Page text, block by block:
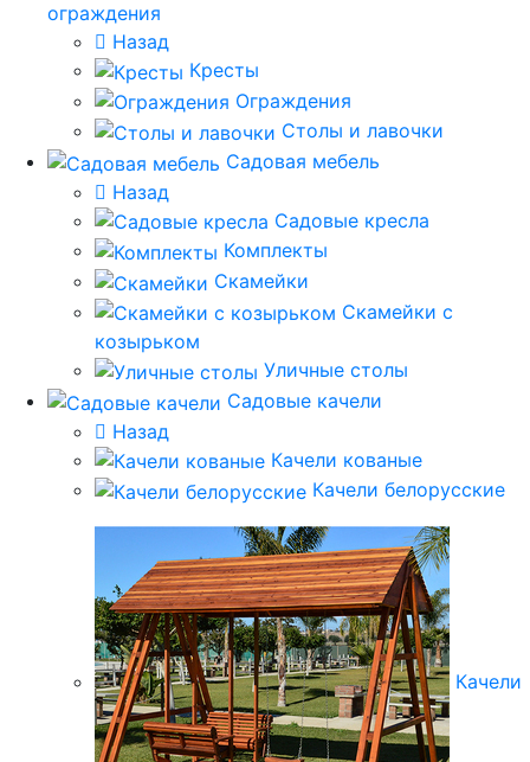
ограждения
Назад
Кресты
Ограждения
Столы и лавочки
Садовая мебель
Назад
Садовые кресла
Комплекты
Скамейки
Скамейки с
козырьком
Уличные столы
Садовые качели
Назад
Качели кованые
Качели белорусские
Качели